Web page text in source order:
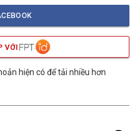
VỚI
hiện có để tải nhiều hơn